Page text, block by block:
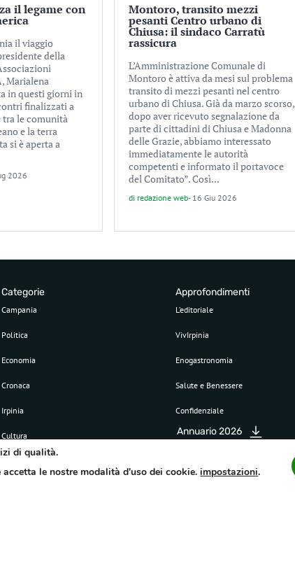
il legame con
il viaggio
della
Marialena
in questi giorni in
finalizzati a
tra le comunità
e la terra
si è aperta a
2026
Montoro, transito mezzi
pesanti Centro urbano di
Chiusa: il sindaco Carratù
rassicura
L’Amministrazione Comunale di
Montoro è attiva da mesi sul problema
transito di mezzi pesanti nel centro
urbano di Chiusa. Già da marzo scorso,
dopo aver ricevuto segnalazione da
parte di cittadini di Chiusa e Madonna
delle Grazie, abbiamo interessato
immediatamente le autorità
competenti e informato il portavoce
del Comitato”. Così...
di redazione web- 16 Giu 2026
Categorie
Campania
Politica
Economia
Cronaca
Irpinia
Cultura
Approfondimenti
L’editoriale
VivIrpinia
Enogastronomia
Salute e Benessere
Confidenziale
Annuario 2026
di qualità.
le nostre modalità d'uso dei cookie.impostazioni.